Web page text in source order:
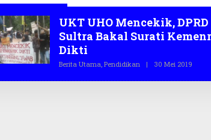
UKT UHO Mencekik, DPRD
Sultra Bakal Surati
Dikti
Berita Utama, Pendidikan | 30 Mei 2019
E